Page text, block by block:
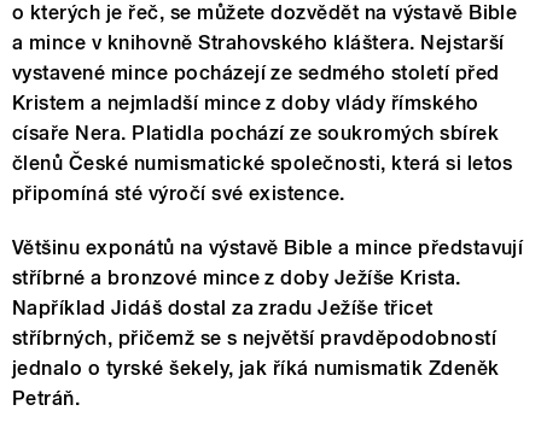
o kterých je řeč, se můžete dozvědět na výstavě Bible
a mince v knihovně Strahovského kláštera. Nejstarší
vystavené mince pocházejí ze sedmého století před
Kristem a nejmladší mince z doby vlády římského
císaře Nera. Platidla pochází ze soukromých sbírek
členů České numismatické společnosti, která si letos
připomíná sté výročí své existence.
Většinu exponátů na výstavě Bible a mince představují
stříbrné a bronzové mince z doby Ježíše Krista.
Například Jidáš dostal za zradu Ježíše třicet
stříbrných, přičemž se s největší pravděpodobností
jednalo o tyrské šekely, jak říká numismatik Zdeněk
Petráň.